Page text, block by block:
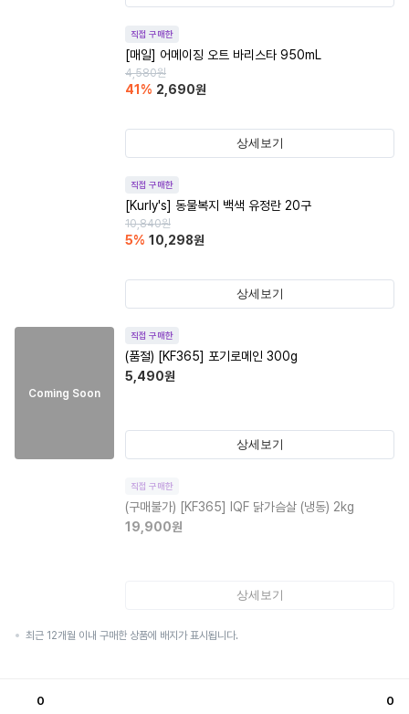
직접 구매한
[매일] 어메이징 오트 바리스타 950mL
4,580원
41 % 2,690원
상세보기
직접 구매한
[Kurly's] 동물복지 백색 유정란 20구
10,840원
5% 10,298원
상세보기
Coming Soon
직접 구매한
(품절) [KF365] 포기로메인 300g
5,490원
상세보기
직접 구매한
(구매불가) [KF365] IQF 닭가슴살 (냉동) 2kg
19,900원
상세보기
최근 12개월 이내 구매한 상품에 배지가 표시됩니다.
0 0